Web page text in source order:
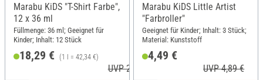
Marabu KiDS "T-Shirt Farbe",
12 x 36 ml
Füllmenge: 36 ml; Geeignet für
Kinder; Inhalt: 12 Stück
18,29 € (1 l = 42,34 €)
UVP 20,99 €
Marabu KiDS Little Artist
"Farbroller"
Geeignet für Kinder; Inhalt: 3 Stück;
Material: Kunststoff
4,49 €
UVP 4,89 €